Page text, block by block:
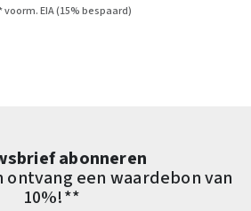
voorm. EIA(15% bespaard)
abonneren
ontvang een waardebon van
10%!**